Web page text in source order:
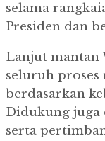
selama
Presiden dan
Lanjut mantan
seluruh
berdasarkan
Didukung juga
serta